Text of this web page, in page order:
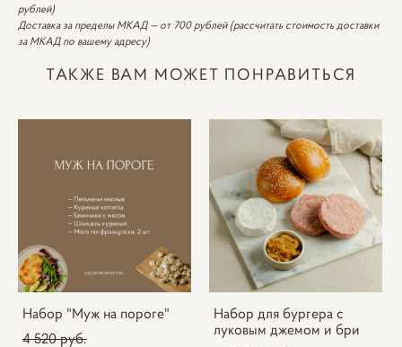
рублей)
Доставка за пределы МКАД — от 700 рублей (рассчитать стоимость доставки
за МКАД по вашему адресу)
ТАКЖЕ ВАМ МОЖЕТ ПОНРАВИТЬСЯ
Набор "Муж на пороге"
4 520 pуб.
Набор для бургера с
луковым джемом и бри